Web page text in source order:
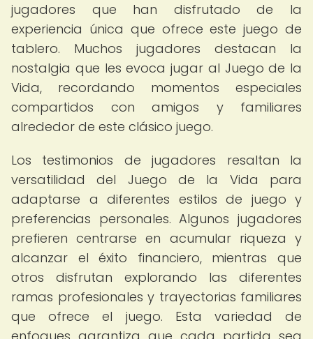
jugadores que han disfrutado de la
experiencia única que ofrece este juego de
tablero. Muchos jugadores destacan la
nostalgia que les evoca jugar al Juego de la
Vida, recordando momentos especiales
compartidos con amigos y familiares
alrededor de este clásico juego.
Los testimonios de jugadores resaltan la
versatilidad del Juego de la Vida para
adaptarse a diferentes estilos de juego y
preferencias personales. Algunos jugadores
prefieren centrarse en acumular riqueza y
alcanzar el éxito financiero, mientras que
otros disfrutan explorando las diferentes
ramas profesionales y trayectorias familiares
que ofrece el juego. Esta variedad de